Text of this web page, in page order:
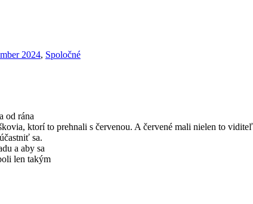
2024, Spoločné
od rána
ktorí to prehnali s červenou. A červené mali nielen to
sa.
a aby sa
len takým